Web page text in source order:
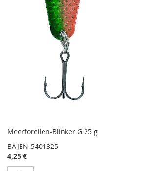
Meerforellen-Blinker G 25 g
BAJEN-5401325
4,25 €